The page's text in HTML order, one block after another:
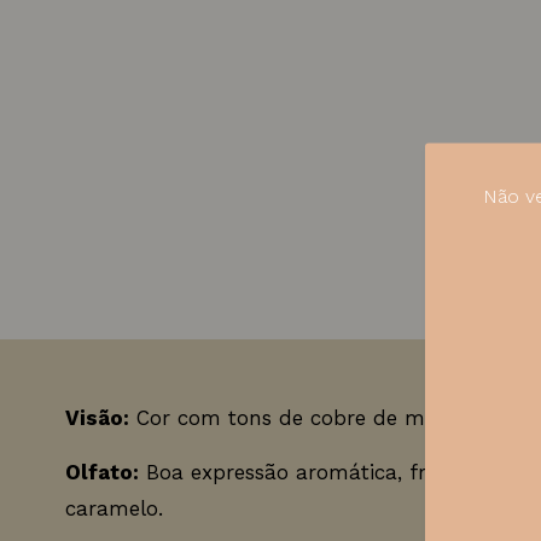
Visão: Cor com tons de cobre de média
Olfato: Boa expressão aromática, frutas
caramelo.
Não